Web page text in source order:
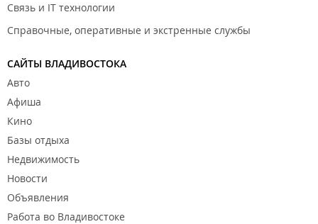
Связь и IT технологии
Справочные, оперативные и экстренные службы
САЙТЫ ВЛАДИВОСТОКА
Авто
Афиша
Кино
Базы отдыха
Недвижимость
Новости
Объявления
Работа во Владивостоке